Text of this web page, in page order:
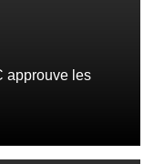
approuve les